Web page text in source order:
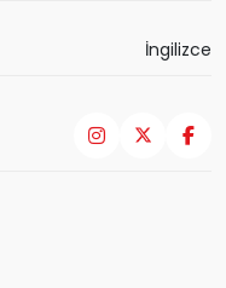
İngilizce